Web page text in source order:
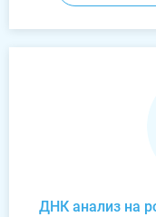
ДНК анализ на